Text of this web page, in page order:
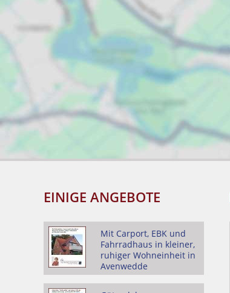
EINIGE ANGEBOTE
Mit Carport, EBK und
Fahrradhaus in kleiner,
ruhiger Wohneinheit in
Avenwedde